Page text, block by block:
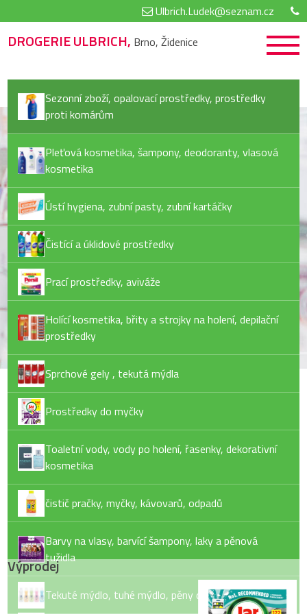
Ulbrich.Ludek@seznam.cz
DROGERIE ULBRICH, Brno, Židenice
Sezonní zboží, opalovací prostředky, prostředky
proti komárům
Pleťová kosmetika, šampony, deodoranty, vlasová
kosmetika
Ústí hygiena, zubní pasty, zubní kartáčky
Čistící a úklidové prostředky
Prací prostředky, aviváže
Holící kosmetika, břity a strojky na holení, depilační
prostředky
Sprchové gely , tekutá mýdla
Prostředky do myčky
Toaletní vody, vody po holení, řasenky, dekorativní
kosmetika
čistič pračky, myčky, kávovarů, odpadů
Barvy na vlasy, barvící šampony, laky a pěnová
tužidla
Tekuté mýdlo, tuhé mýdlo, pěny do koupele
Výprodej